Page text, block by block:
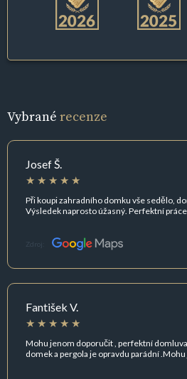
Vybrané recenze
Josef Š.
Při koupi zahradního domku vše sedělo,
Výsledek naprosto úžasný. Perfektní
Zdroj:
Fantišek V.
Mohu jenom doporučit , perfektní
domek a pergola je opravdu parádní